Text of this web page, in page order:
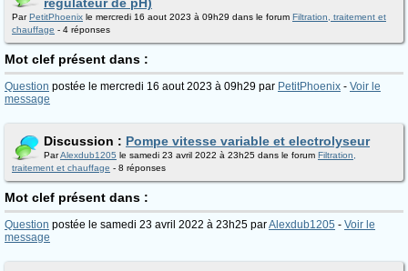
ParPetitPhoenix le mercredi 16 aout 2023 à 09h29 dans le forum Filtration, traitement et
chauffage - 4 réponses
Mot clef présent dans :
Question postée le mercredi 16 aout 2023 à 09h29 par PetitPhoenix - Voir le
message
Discussion : Pompe vitesse variable et electrolyseur
ParAlexdub1205 le samedi 23 avril 2022 à 23h25 dans le forum Filtration,
traitement et chauffage - 8 réponses
Mot clef présent dans :
Question postée le samedi 23 avril 2022 à 23h25 parAlexdub1205 - Voir le
message